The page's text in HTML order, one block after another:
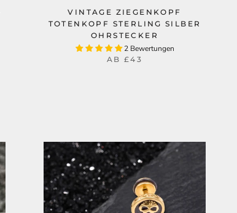
VINTAGE ZIEGENKOPF
TOTENKOPF STERLING SILBER
OHRSTECKER
2 Bewertungen
AB £43